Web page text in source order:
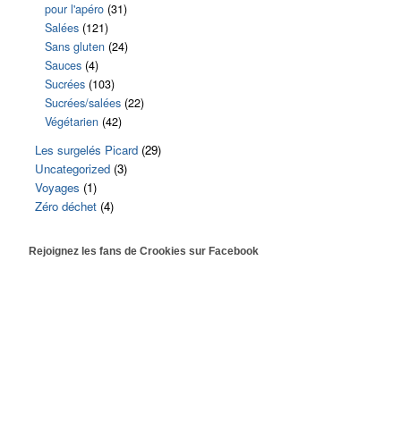
pour l'apéro (31)
Salées (121)
Sans gluten (24)
Sauces (4)
Sucrées (103)
Sucrées/salées (22)
Végétarien (42)
Les surgelés Picard (29)
Uncategorized (3)
Voyages (1)
Zéro déchet (4)
Rejoignez les fans de Crookies sur Facebook